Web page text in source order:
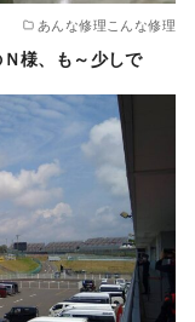
あんな修理こんな修理
様、も～少しで